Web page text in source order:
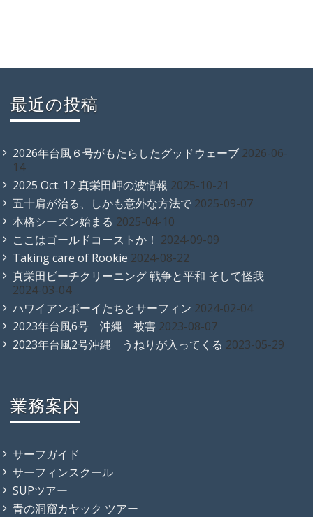
最近の投稿
2026年台風６号がもたらしたグッドウェーブ 2026-06-
14
2025 Oct. 12 真栄田岬の波情報 2025-10-21
五十肩が治る、しかも意外な方法で 2025-09-07
本格シーズン始まる 2025-04-10
ここはゴールドコーストか！ 2024-09-09
Taking care of Rookie 2024-08-22
真栄田ビーチクリーニング 戦争と平和 そして怪我
2024-03-04
ハワイアンボーイたちとサーフィン 2024-02-04
2023年台風6号 沖縄 被害 2023-08-07
2023年台風2号沖縄 うねりが入ってくる 2023-05-29
業務案内
サーフガイド
サーフィンスクール
SUPツアー
青の洞窟カヤック ツアー